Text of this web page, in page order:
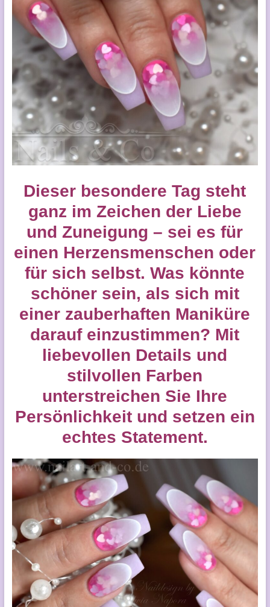
Dieser besondere Tag steht
ganz im Zeichen der Liebe
und Zuneigung – sei es für
einen Herzensmenschen oder
für sich selbst. Was könnte
schöner sein, als sich mit
einer zauberhaften Maniküre
darauf einzustimmen? Mit
liebevollen Details und
stilvollen Farben
unterstreichen Sie Ihre
Persönlichkeit und setzen ein
echtes Statement.